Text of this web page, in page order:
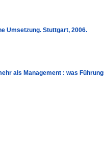
Umsetzung. Stuttgart, 2006.
als Management : was